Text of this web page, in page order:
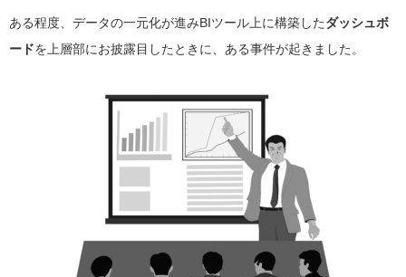
ある程度、データの一元化が進みBIツール上に構築したダッシュボ
ードを上層部にお披露目したときに、ある事件が起きました。